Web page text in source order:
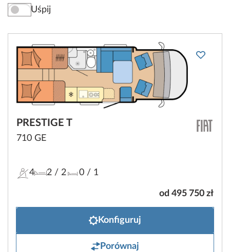
Uśpij
PRESTIGE T
710 GE
4 2 / 2 0/ 1
od 495 750 zł
Konfiguruj
Porównaj